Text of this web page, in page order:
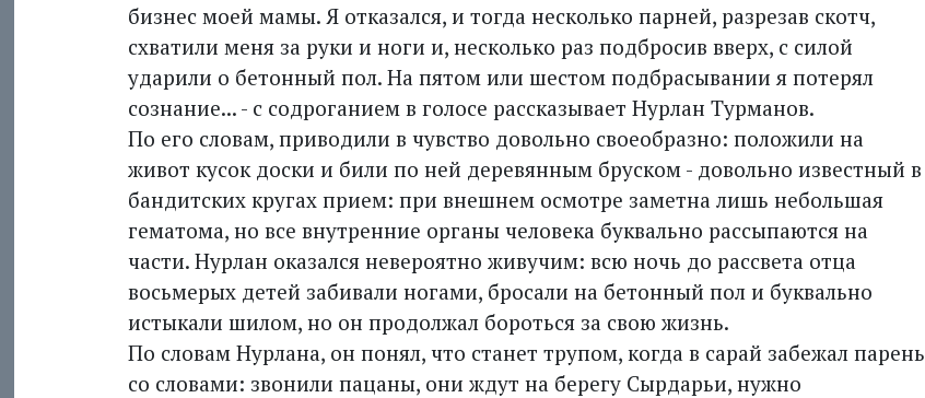
бизнес моей мамы. Я отказался, и тогда несколько парней, разрезав скотч,
схватили меня за руки и ноги и, несколько раз подбросив вверх, с силой
ударили о бетонный пол. На пятом или шестом подбрасывании я потерял
сознание... - с содроганием в голосе рассказывает Нурлан Турманов.
По его словам, приводили в чувство довольно своеобразно: положили на
живот кусок доски и били по ней деревянным бруском - довольно известный в
бандитских кругах прием: при внешнем осмотре заметна лишь небольшая
гематома, но все внутренние органы человека буквально рассыпаются на
части. Нурлан оказался невероятно живучим: всю ночь до рассвета отца
восьмерых детей забивали ногами, бросали на бетонный пол и буквально
истыкали шилом, но он продолжал бороться за свою жизнь.
По словам Нурлана, он понял, что станет трупом, когда в сарай забежал парень
со словами: звонили пацаны, они ждут на берегу Сырдарьи, нужно